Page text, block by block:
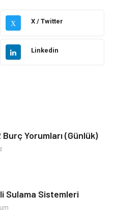
İnternet
Politika & Siyaset
Alışveriş
X X / Twitter
Linkedin
Burç Yorumları (Günlük)
Sulama Sistemleri